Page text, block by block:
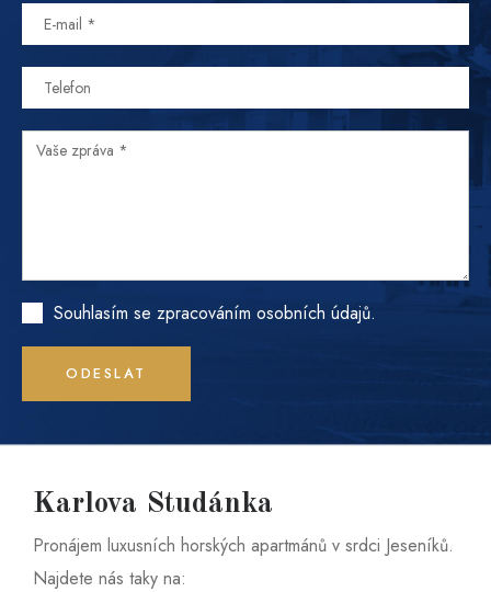
Souhlasím se zpracováním osobních údajů.
Karlova Studánka
Pronájem luxusních horských apartmánů v srdci Jeseníků.
Najdete nás taky na: